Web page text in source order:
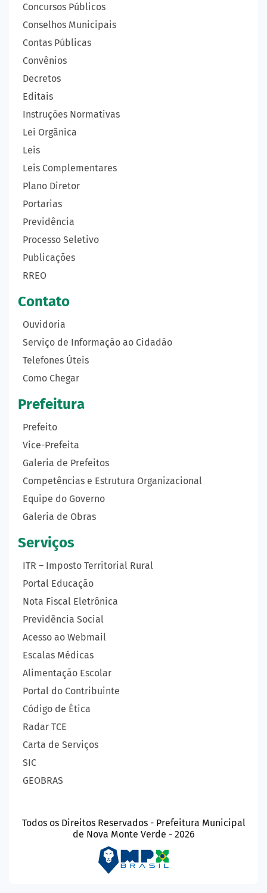
Concursos Públicos
Conselhos Municipais
Contas Públicas
Convênios
Decretos
Editais
Instruções Normativas
Lei Orgânica
Leis
Leis Complementares
Plano Diretor
Portarias
Previdência
Processo Seletivo
Publicações
RREO
Contato
Ouvidoria
Serviço de Informação ao Cidadão
Telefones Úteis
Como Chegar
Prefeitura
Prefeito
Vice-Prefeita
Galeria de Prefeitos
Competências e Estrutura Organizacional
Equipe do Governo
Galeria de Obras
Serviços
ITR – Imposto Territorial Rural
Portal Educação
Nota Fiscal Eletrônica
Previdência Social
Acesso ao Webmail
Escalas Médicas
Alimentação Escolar
Portal do Contribuinte
Código de Ética
Radar TCE
Carta de Serviços
SIC
GEOBRAS
Todos os Direitos Reservados - Prefeitura Municipal
de Nova Monte Verde - 2026